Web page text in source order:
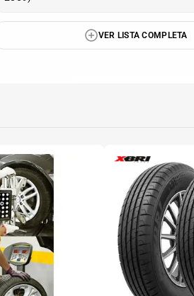
VER LISTA COMPLETA